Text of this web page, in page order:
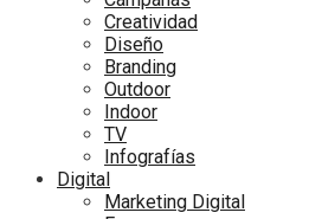
Creatividad
Diseño
Branding
Outdoor
Indoor
TV
Infografías
Digital
Marketing Digital